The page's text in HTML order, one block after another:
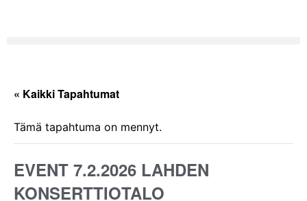
« Kaikki Tapahtumat
Tämä tapahtuma on mennyt.
EVENT 7.2.2026 LAHDEN
KONSERTTIOTALO